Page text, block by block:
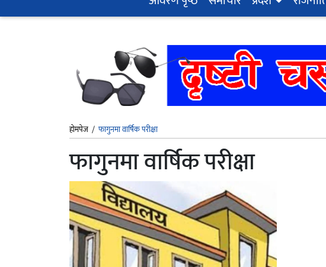
होमपेज /फागुनमा वार्षिक परीक्षा
फागुनमा वार्षिक परीक्षा